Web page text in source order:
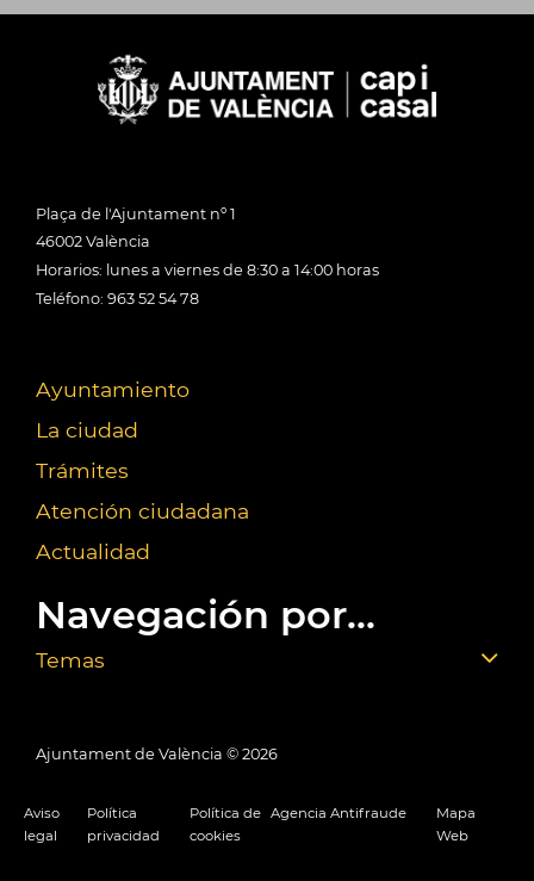
Plaça de l'Ajuntament nº 1
46002 València
Horarios: lunes a viernes de 8:30 a 14:00 horas
Teléfono: 963 52 54 78
Ayuntamiento
La ciudad
Trámites
Atención ciudadana
Actualidad
Navegación por...
Temas
Ajuntament de València © 2026
Aviso
legal
Política
privacidad
Política de
cookies
Agencia Antifraude
Mapa
Web